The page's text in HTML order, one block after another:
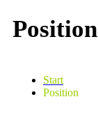
Position
Start
Position